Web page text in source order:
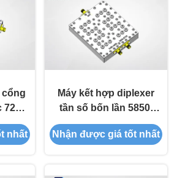
cổng
hợp
lần
nhất
Máy kết hợp diplexer
tần số bốn lần 5850-
6725MHz JT-
DUP4100/6287-SMA
Nhận được giá tốt nhất